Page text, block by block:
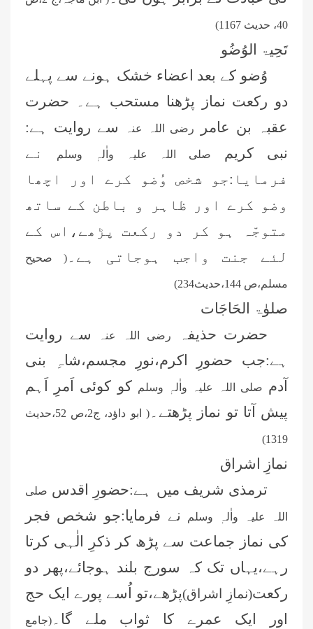
40، حدیث 1167)
تَحِیۃ الوُضُو
وُضو کے بعد اعضاء خشک ہونے سے پہلے
دو رکعت نماز پڑھنا مستحب ہے۔ حضرت
عقبہ بن عامر
رضی اللہ عنہ
سے روایت ہے:
نبی کریم
صلی اللہ علیہ واٰلہٖ وسلم
نے
فرمایا:جو شخص وُضو کرے اور اچھا
وضو کرے اور ظاہر و باطن کے ساتھ
متوجّہ ہو کر دو رکعت پڑھے،اس کے
لئے جنت واجب ہوجاتی ہے۔ ( صحیح
مسلم،ص 144،حدیث234)
صلوٰۃ الحَاجَات
حضرت حذیفہ
رضی اللہ عنہ
سے روایت
ہے:جب حضورِ اکرم،نورِ مجسم،شاہِ بنی
آدم صلی اللہ علیہ واٰلہٖ وسلم کو کوئی اَمرِ اَہم
پیش آتا تو نماز پڑھتے۔
( ابو داؤد، ج2،ص 52،حدیث
1319)
نمازِ اشراق
ترمذی شریف میں ہے:حضورِ اقدس صلی
اللہ علیہ واٰلہٖ وسلم
نے فرمایا:جو شخص فجر
کی نماز جماعت سے پڑھ کر ذکرِ الٰہی کرتا
رہے،یہاں تک کہ سورج بلند ہوجائے،پھر دو
رکعت(نمازِ اشراق)پڑھے،تو اُسے پورے ایک حج
اور ایک عمرے کا ثواب ملے گا۔(جامع